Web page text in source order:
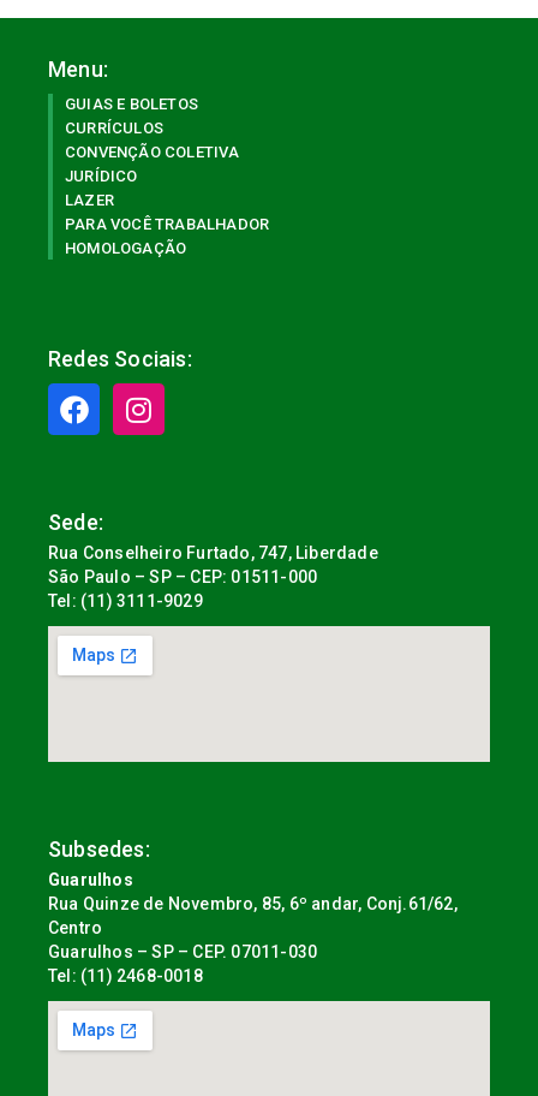
Menu:
GUIAS E BOLETOS
CURRÍCULOS
CONVENÇÃO COLETIVA
JURÍDICO
LAZER
PARA VOCÊ TRABALHADOR
HOMOLOGAÇÃO
Redes Sociais:
Sede:
Rua Conselheiro Furtado, 747, Liberdade
São Paulo – SP – CEP: 01511-000
Tel: (11) 3111-9029
Subsedes:
Guarulhos
Rua Quinze de Novembro, 85, 6º andar, Conj.61/62,
Centro
Guarulhos – SP – CEP. 07011-030
Tel: (11) 2468-0018